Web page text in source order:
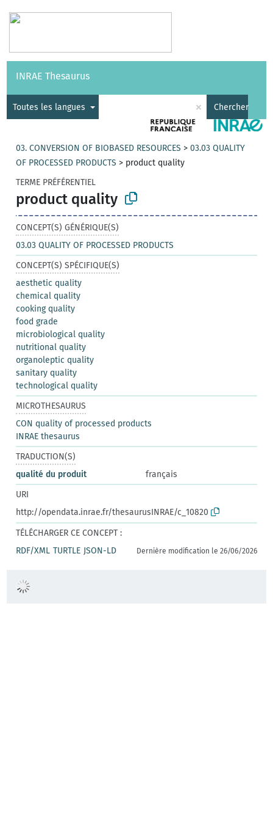
Vocabulaires API
INRAE Thesaurus
Toutes les langues × Chercher
03. CONVERSION OF BIOBASED RESOURCES >03.03 QUALITY
OF PROCESSED PRODUCTS > product quality
TERME PRÉFÉRENTIEL
product quality
CONCEPT(S) GÉNÉRIQUE(S)
03.03 QUALITY OF PROCESSED PRODUCTS
CONCEPT(S) SPÉCIFIQUE(S)
aesthetic quality
chemical quality
cooking quality
food grade
microbiological quality
nutritional quality
organoleptic quality
sanitary quality
technological quality
MICROTHESAURUS
CON quality of processed products
INRAE thesaurus
TRADUCTION(S)
qualité du produit
français
URI
http://opendata.inrae.fr/thesaurusINRAE/c_10820
TÉLÉCHARGER CE CONCEPT :
RDF/XML TURTLE JSON-LD Dernière modification le 26/06/2026